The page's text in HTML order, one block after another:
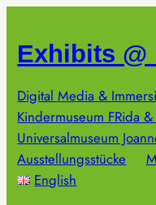
springen
Exhibits @
Digital Media &
Kindermuseum FRida
Universalmuseum
Ausstellungsstücke
English